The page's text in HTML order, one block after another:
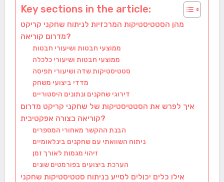
Key sections in the article:
מהן הסטטיסטיקות המרכזיות לניתוח שחקני קריקט
מדרום קוריאה?
ממוצעי חבטות ושיעורי חבטות
ממוצעי חבטות ושיעורי כלכלה
סטטיסטיקות שדה ושיעורי תפיסה
מדדי ביצועי משחק
דירוגי שחקנים ונתונים היסטוריים
איך לפרש את הסטטיסטיקות של שחקני קריקט מדרום
קוריאה בצורה אפקטיבית?
הבנת ההקשר מאחורי המספרים
ניתוח השוואתי עם שחקנים בינלאומיים
זיהוי מגמות לאורך זמן
הערכת ביצועים בפורמטים שונים
אילו כלים יכולים לסייע בניתוח סטטיסטיקות שחקני